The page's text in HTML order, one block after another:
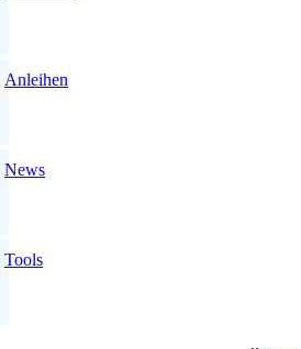
Anleihen
News
Tools